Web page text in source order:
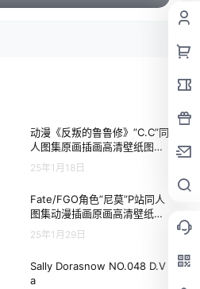
动漫《反叛的鲁鲁修》”C.C”同
人图集原画插画高清壁纸图片
素材合集下载
25年1月18日
Fate/FGO角色”尼莫”P站同人
图集动漫插画原画高清壁纸绘
画图片素材
25年1月29日
Sally Dorasnow NO.048 D.V
a